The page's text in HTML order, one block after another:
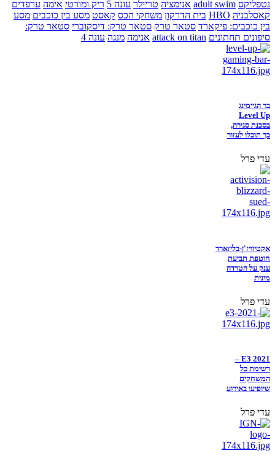
נטפליקס adult swim אנימציה טריילר עונה 5 ריק ומורטי אימה ערפדים
קאסלבניה HBO בית הדרקון משחקי הכס קאסט מסע בין כוכבים מסע
בין כוכבים: פיקארד סטאר טרק סטאר טרק: דיסקוברי סטאר טרק:
סיפונים תחתונים attack on titan אנימה מנגה עונה 4
בר הגיימינג
Level Up
בסכנת סגירה,
כך תוכלו לעזור
עדי פרל
אקטיוויז'ן-בליזארד
חוטפת תביעת
ענק על הטרדה
מינית
עדי פרל
E3 2021 –
רשימת כל
המשחקים
שיופיעו באירוע
עדי פרל